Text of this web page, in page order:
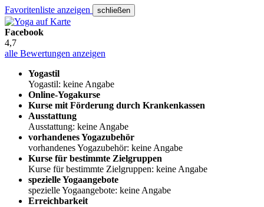
Favoritenliste anzeigen schließen
Facebook
4,7
alle Bewertungen anzeigen
Yogastil
Yogastil: keine Angabe
Online-Yogakurse
Kurse mit Förderung durch Krankenkassen
Ausstattung
Ausstattung: keine Angabe
vorhandenes Yogazubehör
vorhandenes Yogazubehör: keine Angabe
Kurse für bestimmte Zielgruppen
Kurse für bestimmte Zielgruppen: keine Angabe
spezielle Yogaangebote
spezielle Yogaangebote: keine Angabe
Erreichbarkeit